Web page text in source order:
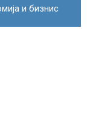
и бизнис